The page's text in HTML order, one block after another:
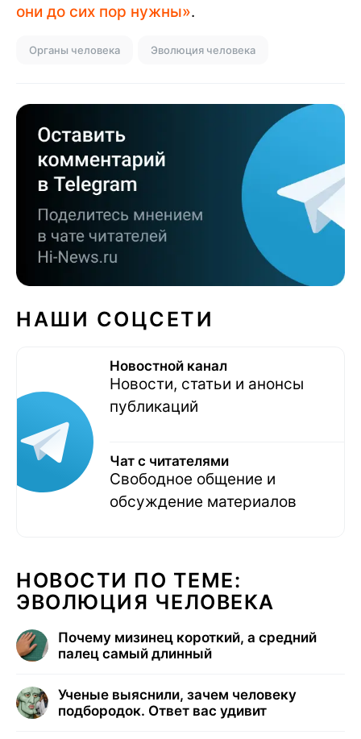
они до сих пор нужны».
Органы человека Эволюция человека
НАШИ СОЦСЕТИ
Новостной канал
Новости, статьи и анонсы
публикаций
Чат с читателями
Свободное общение и
обсуждение материалов
НОВОСТИ ПО ТЕМЕ:
ЭВОЛЮЦИЯ ЧЕЛОВЕКА
Почему мизинец короткий, а средний
палец самый длинный
Ученые выяснили, зачем человеку
подбородок. Ответ вас удивит